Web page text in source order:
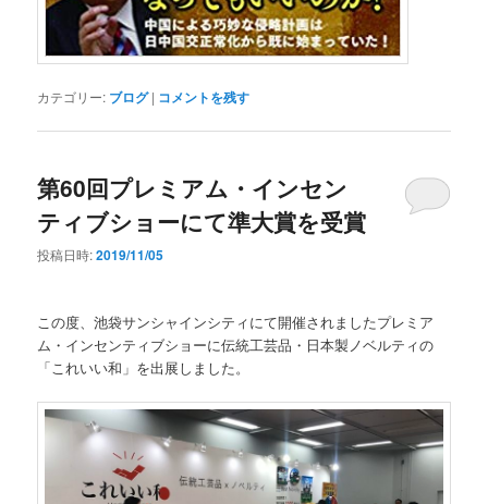
カテゴリー: ブログ | コメントを残す
第60回プレミアム・インセン
ティブショーにて準大賞を受賞
投稿日時:2019/11/05
この度、池袋サンシャインシティにて開催されましたプレミア
ム・インセンティブショーに伝統工芸品・日本製ノベルティの
「これいい和」を出展しました。